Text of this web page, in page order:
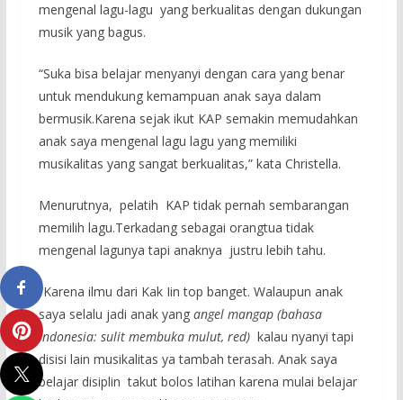
mengenal lagu-lagu yang berkualitas dengan dukungan
musik yang bagus.
“Suka bisa belajar menyanyi dengan cara yang benar
untuk mendukung kemampuan anak saya dalam
bermusik.Karena sejak ikut KAP semakin memudahkan
anak saya mengenal lagu lagu yang memiliki
musikalitas yang sangat berkualitas,” kata Christella.
Menurutnya, pelatih KAP tidak pernah sembarangan
memilih lagu.Terkadang sebagai orangtua tidak
mengenal lagunya tapi anaknya justru lebih tahu.
“Karena ilmu dari Kak Iin top banget. Walaupun anak
saya selalu jadi anak yang angel mangap (bahasa
Indonesia: sulit membuka mulut, red) kalau nyanyi tapi
disisi lain musikalitas ya tambah terasah. Anak saya
belajar disiplin takut bolos latihan karena mulai belajar